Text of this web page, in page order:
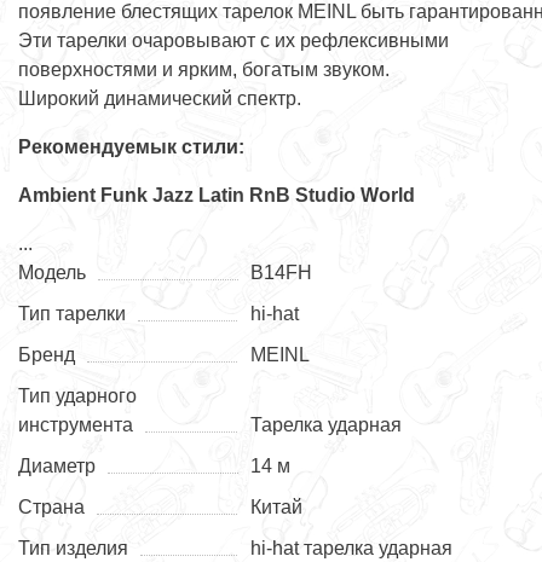
появление блестящих тарелок MEINL быть
Эти тарелки очаровывают с их рефлексивными
поверхностями и ярким, богатым звуком.
Широкий динамический спектр.
Рекомендуемык стили:
Ambient Funk Jazz Latin RnB Studio World
...
Модель
B14FH
Тип тарелки
hi-hat
Бренд
MEINL
Тип ударного
инструмента
Тарелка ударная
Диаметр
14 м
Страна
Китай
Тип изделия
hi-hat тарелка ударная